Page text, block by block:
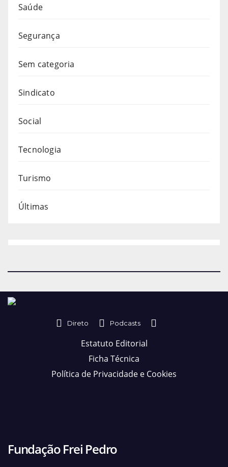
Saúde
Segurança
Sem categoria
Sindicato
Social
Tecnologia
Turismo
Últimas
Direto Podcasts
Estatuto Editorial
Ficha Técnica
Política de Privacidade e Cookies
Fundação Frei Pedro